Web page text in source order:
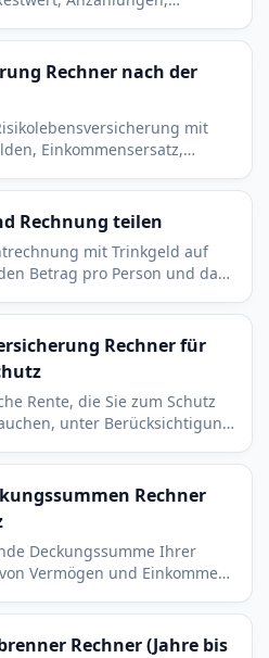
Rechner nach der
mit
Einkommensersatz,
Rechnung teilen
mit Trinkgeld auf
Betrag pro Person und das
Rechner für
Rente, die Sie zum Schutz
unter Berücksichtigung
Rechner
Deckungssumme Ihrer
Vermögen und Einkommen.
Rechner (Jahre bis